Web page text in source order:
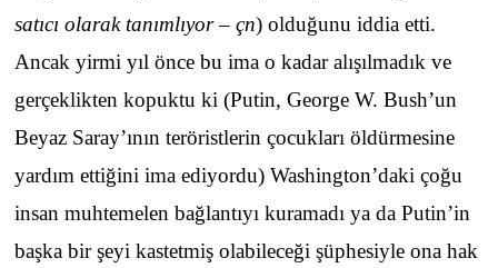
satıcı olarak tanımlıyor – çn) olduğunu iddia etti.
Ancak yirmi yıl önce bu ima o kadar alışılmadık ve
gerçeklikten kopuktu ki (Putin, George W. Bush’un
Beyaz Saray’ının teröristlerin çocukları öldürmesine
yardım ettiğini ima ediyordu) Washington’daki çoğu
insan muhtemelen bağlantıyı kuramadı ya da Putin’in
başka bir şeyi kastetmiş olabileceği şüphesiyle ona hak